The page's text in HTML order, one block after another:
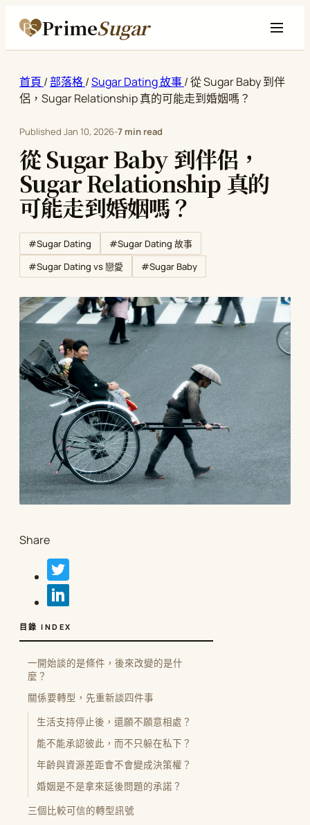
PrimeSugar
首頁 /部落格/Sugar Dating 故事/從 Sugar Baby 到伴
侶，Sugar Relationship 真的可能走到婚姻嗎？
Published Jan 10, 2026-7 min read
從 Sugar Baby 到伴侶，
Sugar Relationship 真的
可能走到婚姻嗎？
#Sugar Dating
#Sugar Dating 故事
#Sugar Dating vs 戀愛
#Sugar Baby
Share
目錄 INDEX
一開始談的是條件，後來改變的是什
麼？
關係要轉型，先重新談四件事
生活支持停止後，還願不願意相處？
能不能承認彼此，而不只躲在私下？
年齡與資源差距會不會變成決策權？
婚姻是不是拿來延後問題的承諾？
三個比較可信的轉型訊號